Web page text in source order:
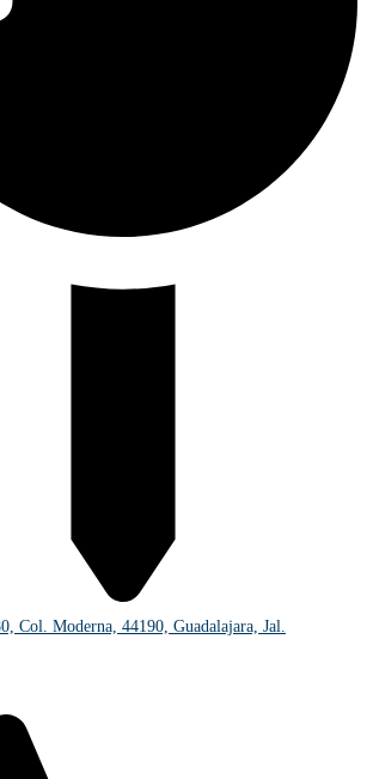
Col. Moderna, 44190, Guadalajara, Jal.